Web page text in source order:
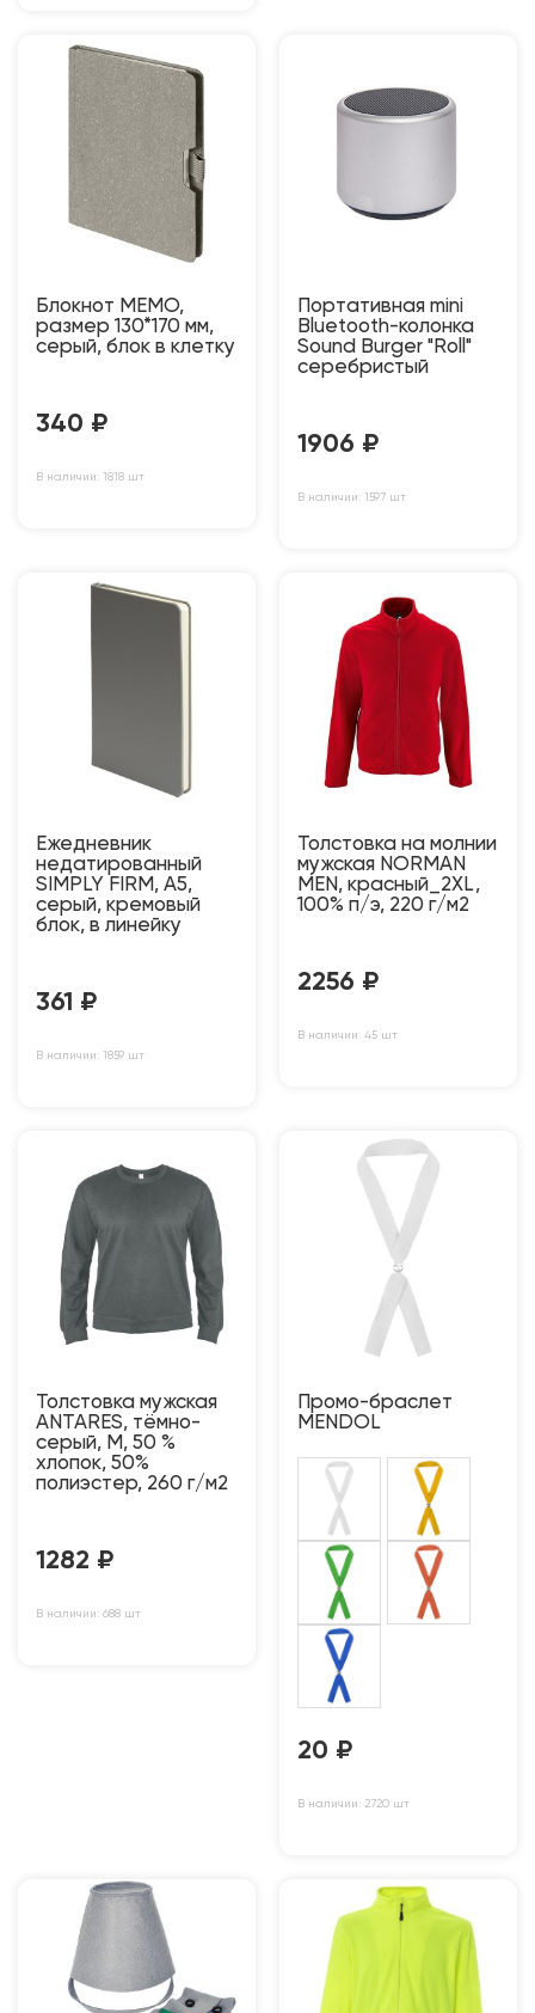
Блокнот MEMO,
размер 130*170 мм,
серый, блок в клетку
340 ₽
В наличии: 1818 шт
Портативная mini
Bluetooth-колонка
Sound Burger "Roll"
серебристый
1906 ₽
В наличии: 1597 шт
Ежедневник
недатированный
SIMPLY FIRM, А5,
серый, кремовый
блок, в линейку
361 ₽
В наличии: 1859 шт
Толстовка на молнии
мужская NORMAN
MEN, красный_2XL,
100% п/э, 220 г/м2
2256 ₽
В наличии: 45 шт
Толстовка мужская
ANTARES, тёмно-
серый, M, 50 %
хлопок, 50%
полиэстер, 260 г/м2
1282 ₽
В наличии: 688 шт
Промо-браслет
MENDOL
20 ₽
В наличии: 2720 шт